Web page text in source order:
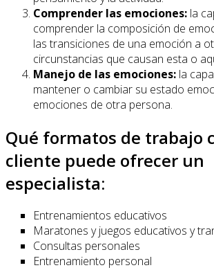
Comprender las emociones: la
comprender la composición de
las transiciones de una emoción a
circunstancias que causan esta o
Manejo de las emociones: la
mantener o cambiar su estado
emociones de otra persona.
Qué formatos de trabajo
cliente puede ofrecer un
especialista:
Entrenamientos educativos
Maratones y juegos educativos y
Consultas personales
Entrenamiento personal